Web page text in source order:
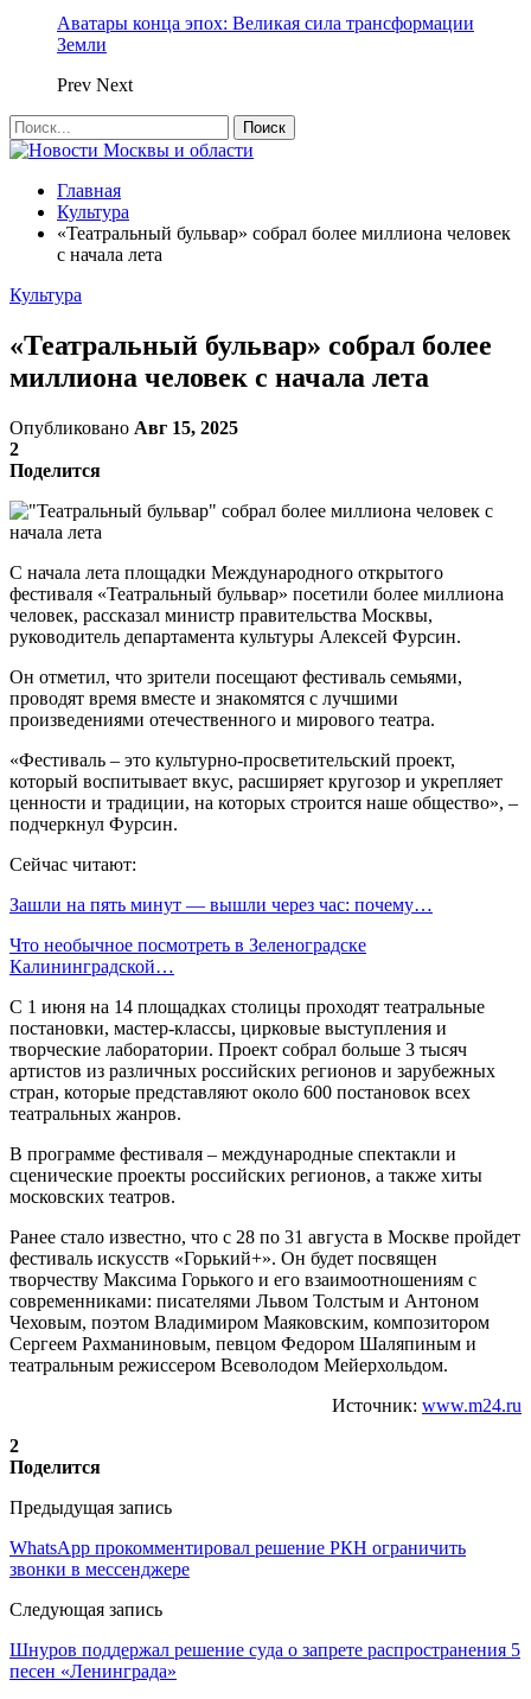
Аватары конца эпох: Великая сила трансформации
Земли
Prev Next
Главная
Культура
«Театральный бульвар» собрал более миллиона человек
с начала лета
Культура
«Театральный бульвар» собрал более
миллиона человек с начала лета
Опубликовано Авг 15, 2025
2
Поделится
С начала лета площадки Международного открытого
фестиваля «Театральный бульвар» посетили более миллиона
человек, рассказал министр правительства Москвы,
руководитель департамента культуры Алексей Фурсин.
Он отметил, что зрители посещают фестиваль семьями,
проводят время вместе и знакомятся с лучшими
произведениями отечественного и мирового театра.
«Фестиваль – это культурно-просветительский проект,
который воспитывает вкус, расширяет кругозор и укрепляет
ценности и традиции, на которых строится наше общество», –
подчеркнул Фурсин.
Сейчас читают:
Зашли на пять минут — вышли через час: почему…
Что необычное посмотреть в Зеленоградске
Калининградской…
С 1 июня на 14 площадках столицы проходят театральные
постановки, мастер-классы, цирковые выступления и
творческие лаборатории. Проект собрал больше 3 тысяч
артистов из различных российских регионов и зарубежных
стран, которые представляют около 600 постановок всех
театральных жанров.
В программе фестиваля – международные спектакли и
сценические проекты российских регионов, а также хиты
московских театров.
Ранее стало известно, что с 28 по 31 августа в Москве пройдет
фестиваль искусств «Горький+». Он будет посвящен
творчеству Максима Горького и его взаимоотношениям с
современниками: писателями Львом Толстым и Антоном
Чеховым, поэтом Владимиром Маяковским, композитором
Сергеем Рахманиновым, певцом Федором Шаляпиным и
театральным режиссером Всеволодом Мейерхольдом.
Источник: www.m24.ru
2
Поделится
Предыдущая запись
WhatsApp прокомментировал решение РКН ограничить
звонки в мессенджере
Следующая запись
Шнуров поддержал решение суда о запрете распространения 5
песен «Ленинграда»